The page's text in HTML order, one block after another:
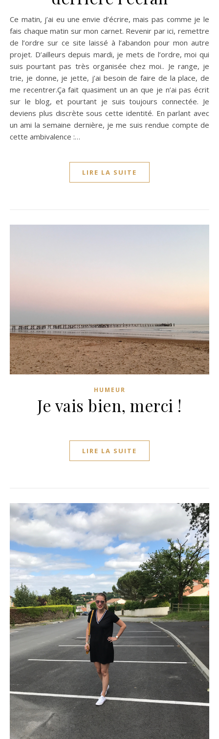
Ce matin, j’ai eu une envie d’écrire, mais pas comme je le
fais chaque matin sur mon carnet. Revenir par ici, remettre
de l’ordre sur ce site laissé à l’abandon pour mon autre
projet. D’ailleurs depuis mardi, je mets de l’ordre, moi qui
suis pourtant pas très organisée chez moi.. Je range, je
trie, je donne, je jette, j’ai besoin de faire de la place, de
me recentrer.Ça fait quasiment un an que je n’ai pas écrit
sur le blog, et pourtant je suis toujours connectée. Je
deviens plus discrète sous cette identité. En parlant avec
un ami la semaine dernière, je me suis rendue compte de
cette ambivalence :…
LIRE LA SUITE
HUMEUR
Je vais bien, merci !
LIRE LA SUITE